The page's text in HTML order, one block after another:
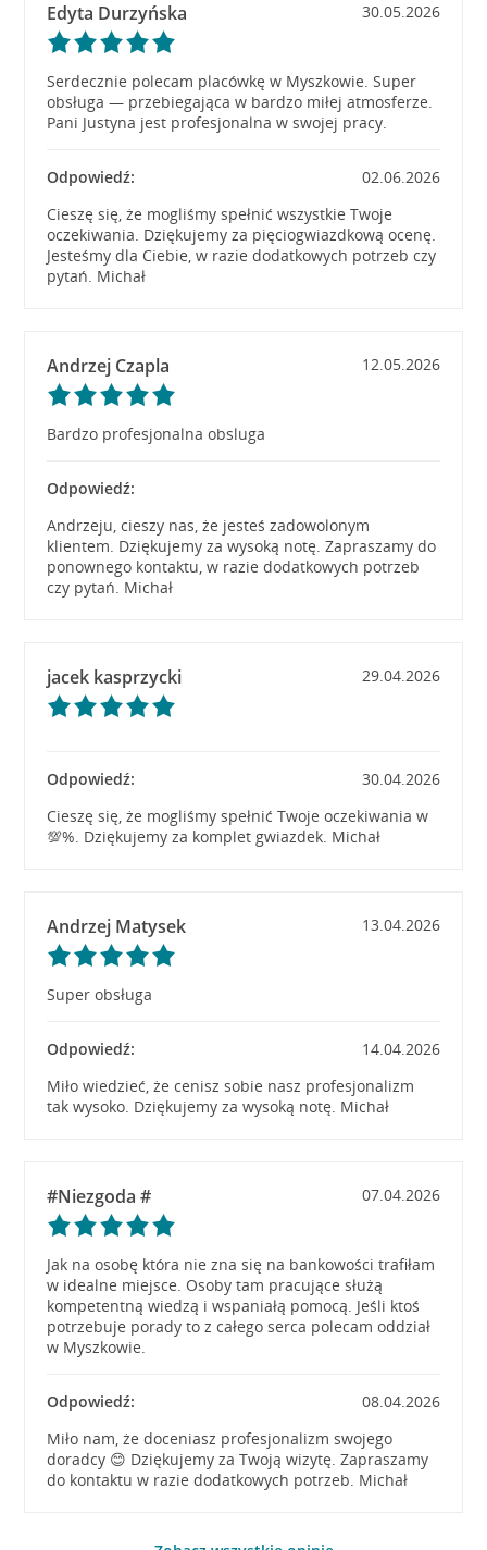
Edyta Durzyńska 30.05.2026
Serdecznie polecam placówkę w Myszkowie. Super
obsługa — przebiegająca w bardzo miłej atmosferze.
Pani Justyna jest profesjonalna w swojej pracy.
Odpowiedź:
02.06.2026
Cieszę się, że mogliśmy spełnić wszystkie Twoje
oczekiwania. Dziękujemy za pięciogwiazdkową ocenę.
Jesteśmy dla Ciebie, w razie dodatkowych potrzeb czy
pytań. Michał
Andrzej Czapla 12.05.2026
Bardzo profesjonalna obsluga
Odpowiedź:
Andrzeju, cieszy nas, że jesteś zadowolonym
klientem. Dziękujemy za wysoką notę. Zapraszamy do
ponownego kontaktu, w razie dodatkowych potrzeb
czy pytań. Michał
jacek kasprzycki 29.04.2026
Odpowiedź:
30.04.2026
Cieszę się, że mogliśmy spełnić Twoje oczekiwania w
💯%. Dziękujemy za komplet gwiazdek. Michał
Andrzej Matysek 13.04.2026
Super obsługa
Odpowiedź:
14.04.2026
Miło wiedzieć, że cenisz sobie nasz profesjonalizm
tak wysoko. Dziękujemy za wysoką notę. Michał
#Niezgoda # 07.04.2026
Jak na osobę która nie zna się na bankowości trafiłam
w idealne miejsce. Osoby tam pracujące służą
kompetentną wiedzą i wspaniałą pomocą. Jeśli ktoś
potrzebuje porady to z całego serca polecam oddział
w Myszkowie.
Odpowiedź:
08.04.2026
Miło nam, że doceniasz profesjonalizm swojego
doradcy 😊 Dziękujemy za Twoją wizytę. Zapraszamy
do kontaktu w razie dodatkowych potrzeb. Michał